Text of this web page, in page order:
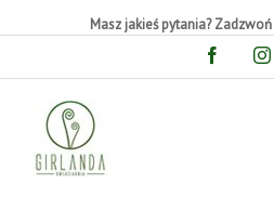
Masz jakieś pytania?